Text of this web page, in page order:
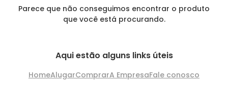
Parece que não conseguimos encontrar o produto
que você está procurando.
Aqui estão alguns links úteis
HomeAlugarComprarA EmpresaFale conosco